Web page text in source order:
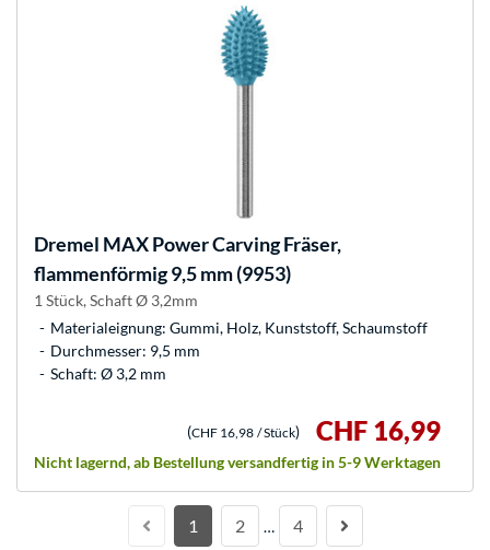
Dremel MAX Power Carving Fräser,
flammenförmig 9,5 mm (9953)
1 Stück, Schaft Ø 3,2mm
Materialeignung: Gummi, Holz, Kunststoff, Schaumstoff
Durchmesser: 9,5 mm
Schaft: Ø 3,2 mm
(CHF 16,98 / Stück) CHF 16,99
Nicht lagernd, ab Bestellung versandfertig in 5-9 Werktagen
1 2 … 4